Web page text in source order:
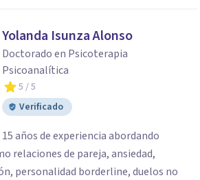
Yolanda Isunza Alonso
Doctorado en Psicoterapia
Psicoanalítica
5 / 5
Verificado
años de experiencia abordando
relaciones de pareja, ansiedad,
personalidad borderline, duelos no